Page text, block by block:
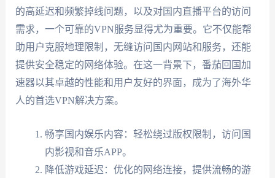
的高延迟和频繁掉线问题，以及对国内直播平台的访问
需求，一个可靠的VPN服务显得尤为重要。它不仅能帮
助用户克服地理限制，无缝访问国内网站和服务，还能
提供安全稳定的网络体验。在这一背景下，番茄回国加
速器以其卓越的性能和用户友好的界面，成为了海外华
人的首选VPN解决方案。
畅享国内娱乐内容：轻松绕过版权限制，访问国
内影视和音乐APP。
降低游戏延迟：优化的网络连接，提供流畅的游